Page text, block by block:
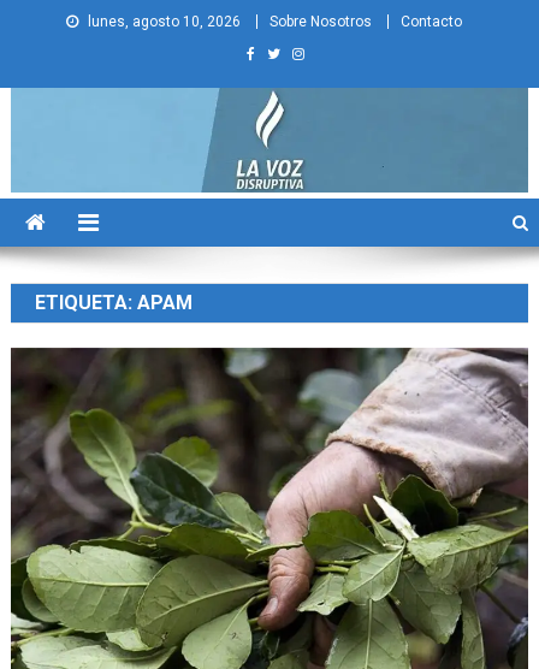
lunes, agosto 10, 2026 Sobre Nosotros Contacto
La Voz Disruptiva
ETIQUETA: APAM